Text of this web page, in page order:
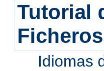
Tutorial
Idiomas